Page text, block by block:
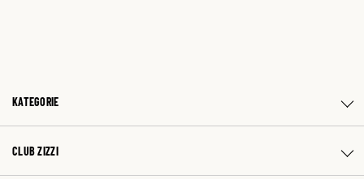
KATEGORIE
CLUB ZIZZI